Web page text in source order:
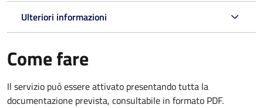
Ulteriori informazioni
Come fare
Il servizio può essere attivato presentando tutta la
documentazione prevista, consultabile in formato PDF.